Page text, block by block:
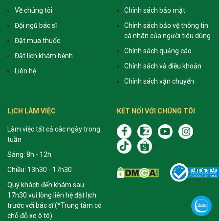
Về chúng tôi
Đội ngũ bác sĩ
Đặt mua thuốc
Đặt lịch khám bệnh
Liên hệ
Chính sách bảo mật
Chính sách bảo vệ thông tin
cá nhân của người tiêu dùng
Chính sách quảng cáo
Chính sách và điều khoản
Chính sách vận chuyển
LỊCH LÀM VIỆC
Làm việc tất cả các ngày trong
tuần
Sáng: 8h - 12h
Chiều: 13h30 - 17h30
Quý khách đến khám sau
17h30 vui lòng liên hệ đặt lịch
trước với bác sĩ (*Trung tâm có
chỗ đỗ xe ô tô)
KẾT NỐI VỚI CHÚNG TÔI